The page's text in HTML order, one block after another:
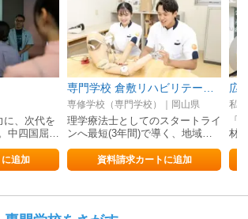
に、次代を
中四国屈…
追加
専修学校（専門学校）｜岡山県
理学療法士としてのスタートライ
ンへ最短(3年間)で導く、地域…
資料請求カートに追加
広
私
「
材